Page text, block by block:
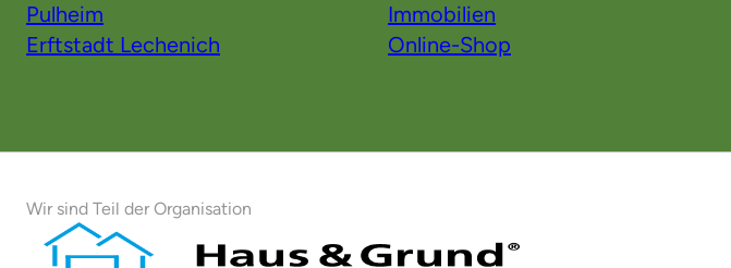
Pulheim
Erftstadt Lechenich
Immobilien
Online-Shop
Wir sind Teil der Organisation